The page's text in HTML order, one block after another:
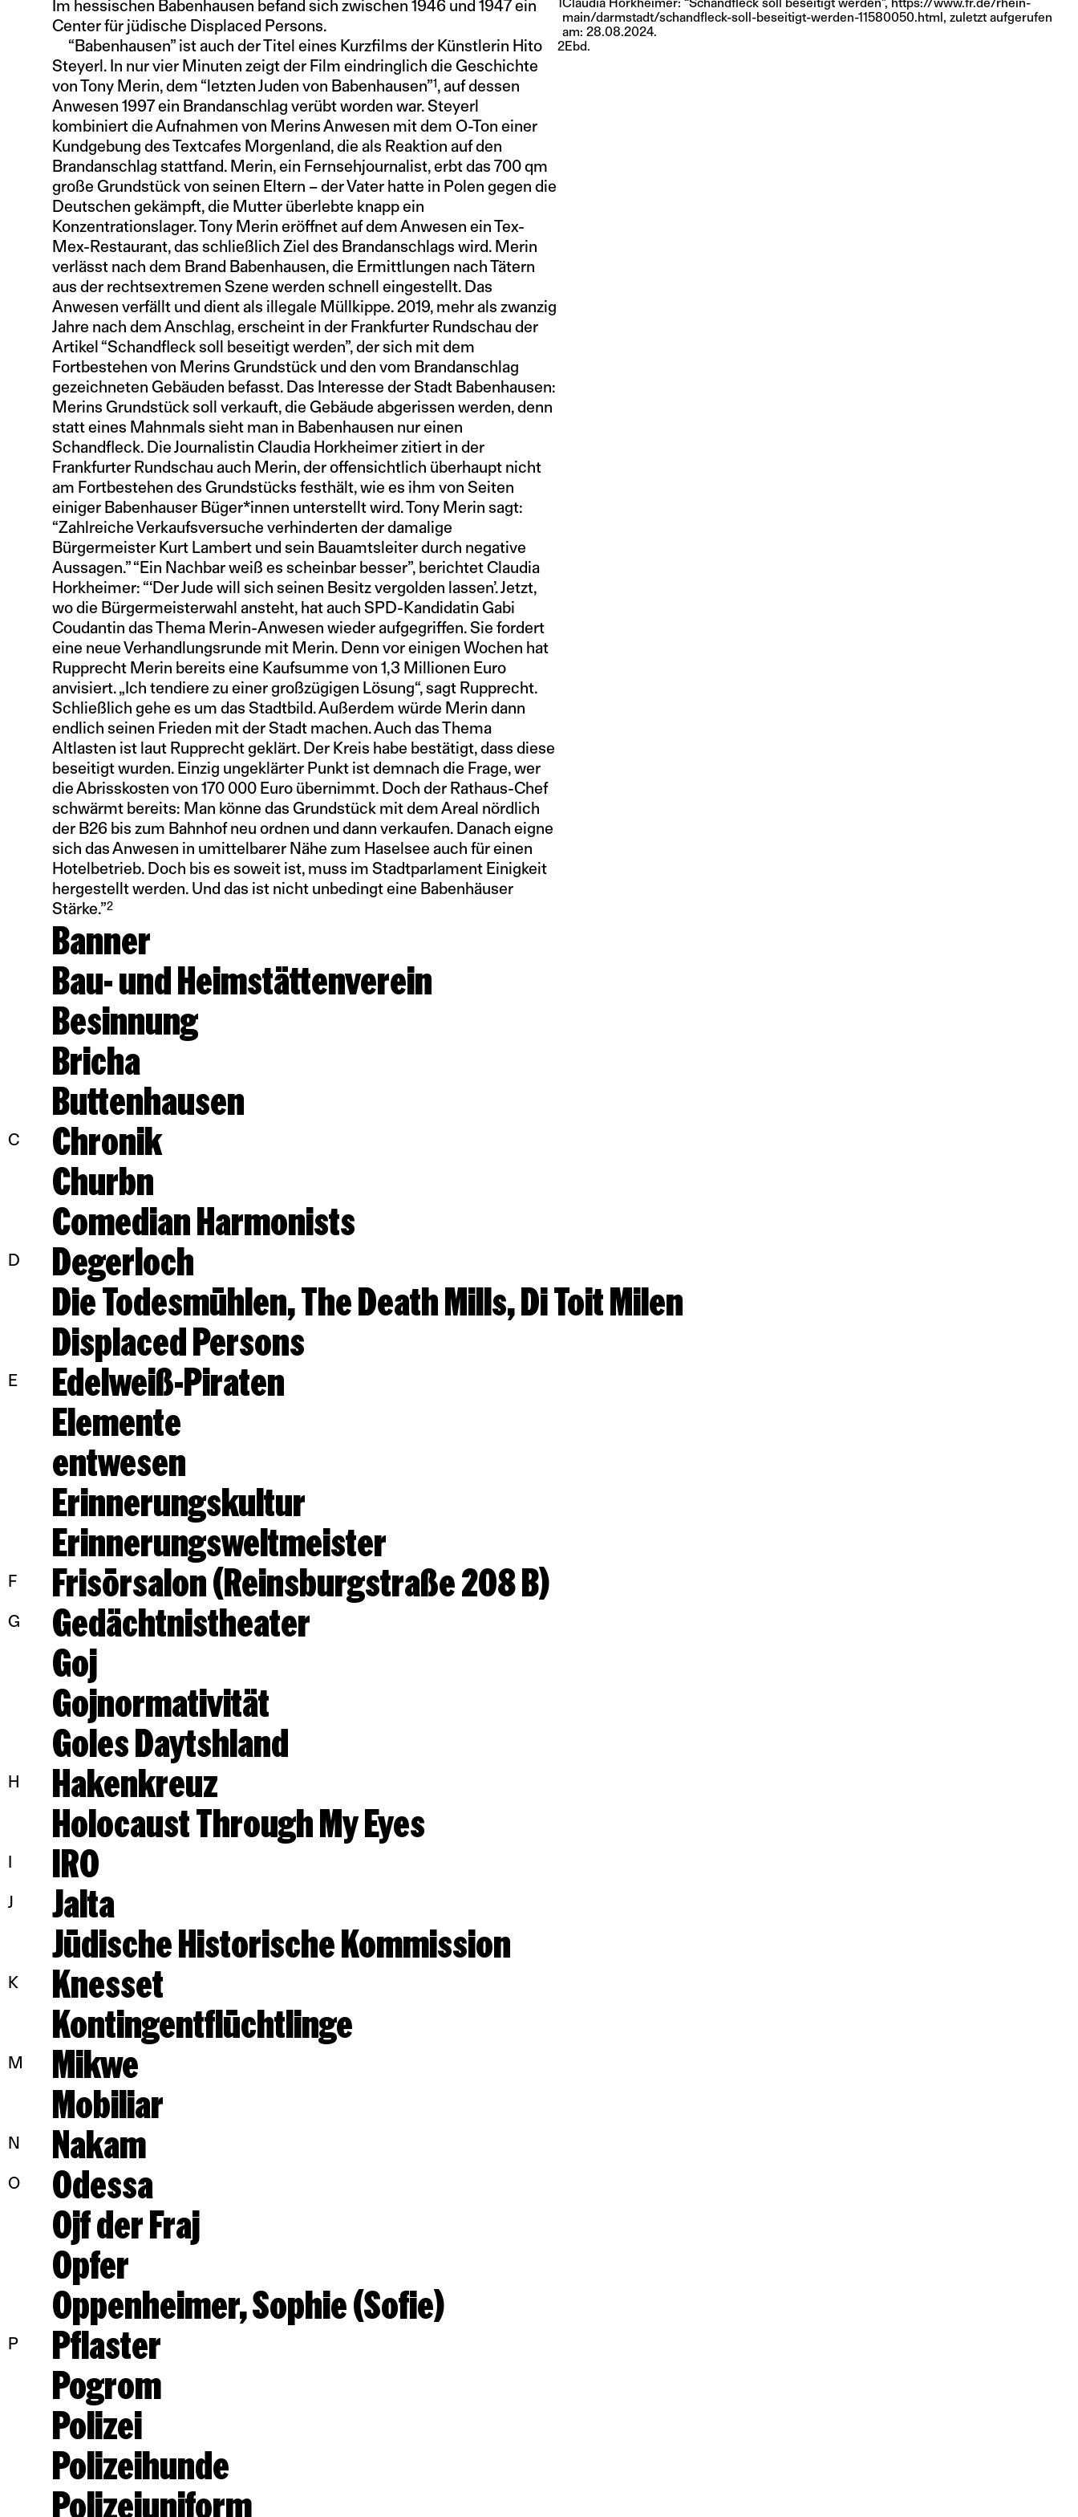
Im hessischen Babenhausen befand sich zwischen 1946 und 1947 ein
Center für jüdische Displaced Persons.
“Babenhausen” ist auch der Titel eines Kurzfilms der Künstlerin Hito
Steyerl. In nur vier Minuten zeigt der Film eindringlich die Geschichte
von Tony Merin, dem “letzten Juden von Babenhausen”1, auf dessen
Anwesen 1997 ein Brandanschlag verübt worden war. Steyerl
kombiniert die Aufnahmen von Merins Anwesen mit dem O-Ton einer
Kundgebung des Textcafes Morgenland, die als Reaktion auf den
Brandanschlag stattfand. Merin, ein Fernsehjournalist, erbt das 700 qm
große Grundstück von seinen Eltern – der Vater hatte in Polen gegen die
Deutschen gekämpft, die Mutter überlebte knapp ein
Konzentrationslager. Tony Merin eröffnet auf dem Anwesen ein Tex-
Mex-Restaurant, das schließlich Ziel des Brandanschlags wird. Merin
verlässt nach dem Brand Babenhausen, die Ermittlungen nach Tätern
aus der rechtsextremen Szene werden schnell eingestellt. Das
Anwesen verfällt und dient als illegale Müllkippe. 2019, mehr als zwanzig
Jahre nach dem Anschlag, erscheint in der Frankfurter Rundschau der
Artikel “Schandfleck soll beseitigt werden”, der sich mit dem
Fortbestehen von Merins Grundstück und den vom Brandanschlag
gezeichneten Gebäuden befasst. Das Interesse der Stadt Babenhausen:
Merins Grundstück soll verkauft, die Gebäude abgerissen werden, denn
statt eines Mahnmals sieht man in Babenhausen nur einen
Schandfleck. Die Journalistin Claudia Horkheimer zitiert in der
Frankfurter Rundschau auch Merin, der offensichtlich überhaupt nicht
am Fortbestehen des Grundstücks festhält, wie es ihm von Seiten
einiger Babenhauser Büger*innen unterstellt wird. Tony Merin sagt:
“Zahlreiche Verkaufsversuche verhinderten der damalige
Bürgermeister Kurt Lambert und sein Bauamtsleiter durch negative
Aussagen.” “Ein Nachbar weiß es scheinbar besser”, berichtet Claudia
Horkheimer: “‘Der Jude will sich seinen Besitz vergolden lassen’. Jetzt,
wo die Bürgermeisterwahl ansteht, hat auch SPD-Kandidatin Gabi
Coudantin das Thema Merin-Anwesen wieder aufgegriffen. Sie fordert
eine neue Verhandlungsrunde mit Merin. Denn vor einigen Wochen hat
Rupprecht Merin bereits eine Kaufsumme von 1,3 Millionen Euro
anvisiert. „Ich tendiere zu einer großzügigen Lösung“, sagt Rupprecht.
Schließlich gehe es um das Stadtbild. Außerdem würde Merin dann
endlich seinen Frieden mit der Stadt machen. Auch das Thema
Altlasten ist laut Rupprecht geklärt. Der Kreis habe bestätigt, dass diese
beseitigt wurden. Einzig ungeklärter Punkt ist demnach die Frage, wer
die Abrisskosten von 170 000 Euro übernimmt. Doch der Rathaus-Chef
schwärmt bereits: Man könne das Grundstück mit dem Areal nördlich
der B26 bis zum Bahnhof neu ordnen und dann verkaufen. Danach eigne
sich das Anwesen in umittelbarer Nähe zum Haselsee auch für einen
Hotelbetrieb. Doch bis es soweit ist, muss im Stadtparlament Einigkeit
hergestellt werden. Und das ist nicht unbedingt eine Babenhäuser
Stärke.”2
main/darmstadt/schandfleck-soll-beseitigt-werden-11580050.html, zuletzt aufgerufen
am: 28.08.2024.
2Ebd.
Banner
Bau- und Heimstättenverein
Besinnung
Bricha
Buttenhausen
C
Chronik
Churbn
Comedian Harmonists
D
Degerloch
Die Todesmühlen, The Death Mills, Di Toit Milen
Displaced Persons
E
Edelweiß-Piraten
Elemente
entwesen
Erinnerungskultur
Erinnerungsweltmeister
F Frisörsalon (Reinsburgstraße 208 B)
G
Gedächtnistheater
Goj
Gojnormativität
Goles Daytshland
H
Hakenkreuz
Holocaust Through My Eyes
I IRO
J
Jalta
Jüdische Historische Kommission
K
Knesset
Kontingentflüchtlinge
M
Mikwe
Mobiliar
N Nakam
O
Odessa
Ojf der Fraj
Opfer
Oppenheimer, Sophie (Sofie)
P
Pflaster
Pogrom
Polizei
Polizeihunde
Polizeiuniform